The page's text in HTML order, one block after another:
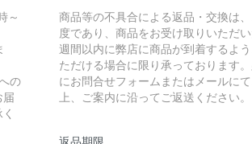
～
の
商品等の不具合による返品・交換は
度であり、商品をお受け取りいただ
週間以内に弊店に商品が到着するよ
ただける場合に限り承っております
にお問合せフォームまたはメールに
上、ご案内に沿ってご返送ください。
返品期限